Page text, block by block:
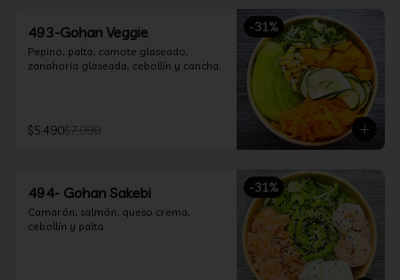
-31%
493-Gohan Veggie
Pepino, palta, camote glaseado,
zanahoria glaseada, cebollín y cancha.
$5.490$7.990
-31%
494- Gohan Sakebi
Camarón, salmón, queso crema,
cebollín y palta.